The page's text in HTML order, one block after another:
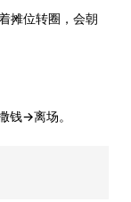
摊位转圈，会朝
钱->离场。